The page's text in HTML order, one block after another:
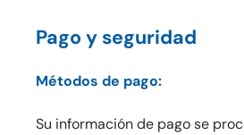
Pago y seguridad
Métodos de pago:
Su información de pago se